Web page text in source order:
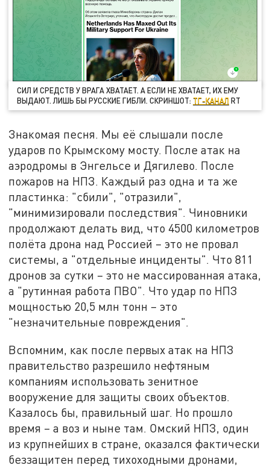
СИЛ И СРЕДСТВ У ВРАГА ХВАТАЕТ. А ЕСЛИ НЕ ХВАТАЕТ, ИХ ЕМУ
ВЫДАЮТ. ЛИШЬ БЫ РУССКИЕ ГИБЛИ. СКРИНШОТ: ТГ-КАНАЛ RT
Знакомая песня. Мы её слышали после
ударов по Крымскому мосту. После атак на
аэродромы в Энгельсе и Дягилево. После
пожаров на НПЗ. Каждый раз одна и та же
пластинка: "сбили", "отразили",
"минимизировали последствия". Чиновники
продолжают делать вид, что 4500 километров
полёта дрона над Россией – это не провал
системы, а "отдельные инциденты". Что 811
дронов за сутки – это не массированная атака,
а "рутинная работа ПВО". Что удар по НПЗ
мощностью 20,5 млн тонн – это
"незначительные повреждения".
Вспомним, как после первых атак на НПЗ
правительство разрешило нефтяным
компаниям использовать зенитное
вооружение для защиты своих объектов.
Казалось бы, правильный шаг. Но прошло
время – а воз и ныне там. Омский НПЗ, один
из крупнейших в стране, оказался фактически
беззащитен перед тихоходными дронами,